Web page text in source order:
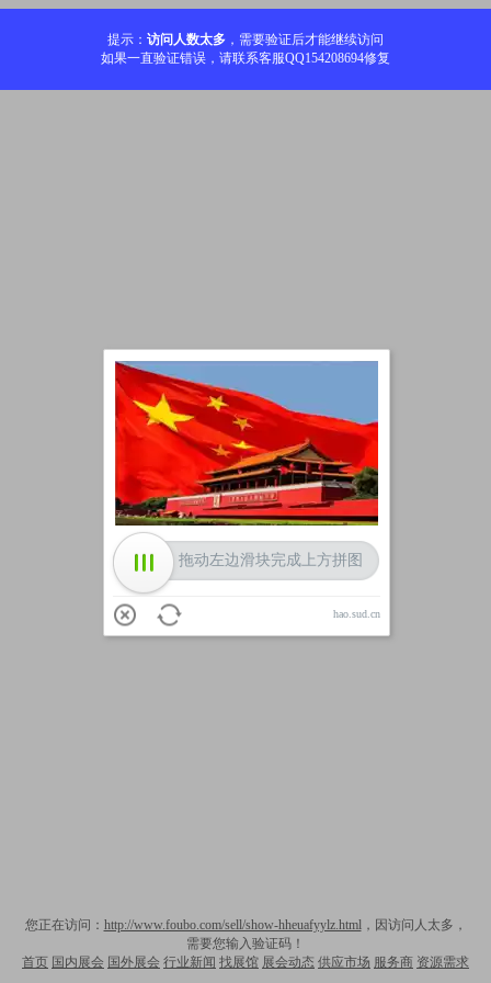
提示： 访问人数太多 ，需要验证后才能继续访问
如果一直验证错误，请联系客服QQ154208694修复
您正在访问： http://www.foubo.com/sell/show-hheuafyylz.html，因访问人太多，
需要您输入验证码！
首页 国内展会 国外展会 行业新闻 找展馆 展会动态 供应市场 服务商 资源需求
加载中
拖动左边滑块完成上方拼图
hao.sud.cn